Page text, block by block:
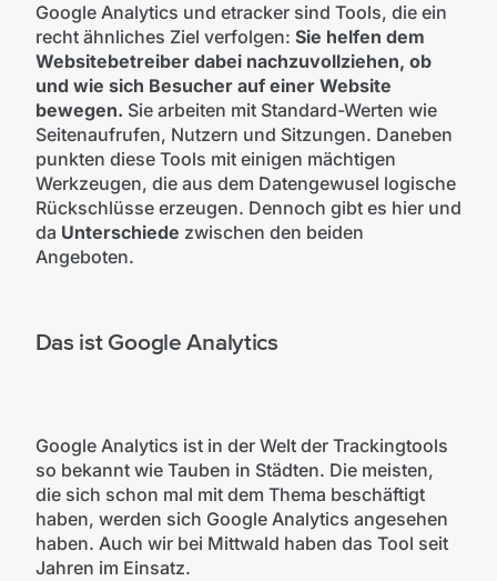
Google Analytics und etracker sind Tools, die ein
recht ähnliches Ziel verfolgen: Sie helfen dem
Websitebetreiber dabei nachzuvollziehen, ob
und wie sich Besucher auf einer Website
bewegen. Sie arbeiten mit Standard-Werten wie
Seitenaufrufen, Nutzern und Sitzungen. Daneben
punkten diese Tools mit einigen mächtigen
Werkzeugen, die aus dem Datengewusel logische
Rückschlüsse erzeugen. Dennoch gibt es hier und
da Unterschiede zwischen den beiden
Angeboten.
Das ist Google Analytics
Google Analytics ist in der Welt der Trackingtools
so bekannt wie Tauben in Städten. Die meisten,
die sich schon mal mit dem Thema beschäftigt
haben, werden sich Google Analytics angesehen
haben. Auch wir bei Mittwald haben das Tool seit
Jahren im Einsatz.